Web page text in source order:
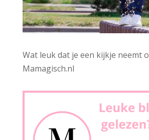
Wat leuk dat je een kijkje neemt
Mamagisch.nl